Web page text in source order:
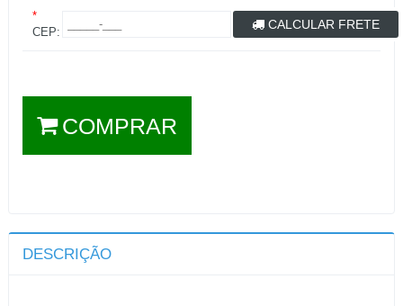
*
CEP:
CALCULAR FRETE
COMPRAR
DESCRIÇÃO